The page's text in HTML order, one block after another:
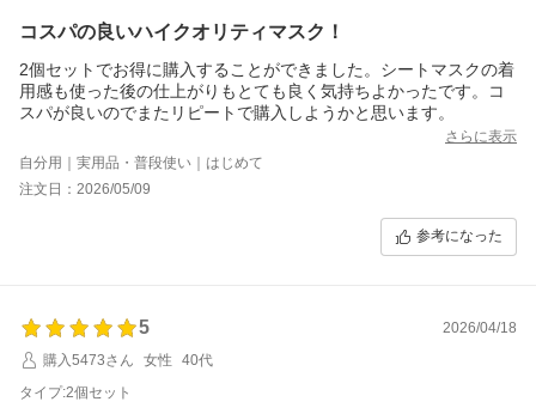
コスパの良いハイクオリティマスク！
2個セットでお得に購入することができました。シートマスクの着
用感も使った後の仕上がりもとても良く気持ちよかったです。コ
スパが良いのでまたリピートで購入しようかと思います。
さらに表示
自分用｜実用品・普段使い｜はじめて
注文日：2026/05/09
参考になった
5
2026/04/18
購入5473さん
女性
40代
タイプ:2個セット